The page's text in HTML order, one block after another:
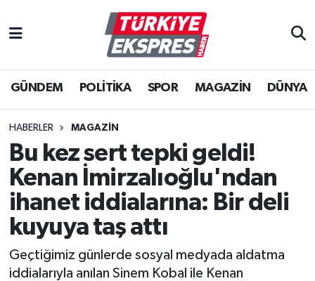
GÜNDEM POLİTİKA SPOR MAGAZİN DÜNYA
HABERLER MAGAZİN
Bu kez sert tepki geldi!
Kenan İmirzalıoğlu'ndan
ihanet iddialarına: Bir deli
kuyuya taş attı
Geçtiğimiz günlerde sosyal medyada aldatma
iddialarıyla anılan Sinem Kobal ile Kenan
İstanbul Nöbetçi Eczaneler
İstanbul Hava Durumu
İstanbul Namaz Vakitleri
İstanbul Trafik Yoğunluk Haritası
Süper Lig Puan Durumu ve Fikstür
Tüm Manşetler
Son Dakika Haberleri